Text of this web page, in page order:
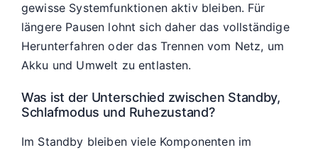
gewisse Systemfunktionen aktiv bleiben. Für
längere Pausen lohnt sich daher das vollständige
Herunterfahren oder das Trennen vom Netz, um
Akku und Umwelt zu entlasten.
Was ist der Unterschied zwischen Standby,
Schlafmodus und Ruhezustand?
Im Standby bleiben viele Komponenten im